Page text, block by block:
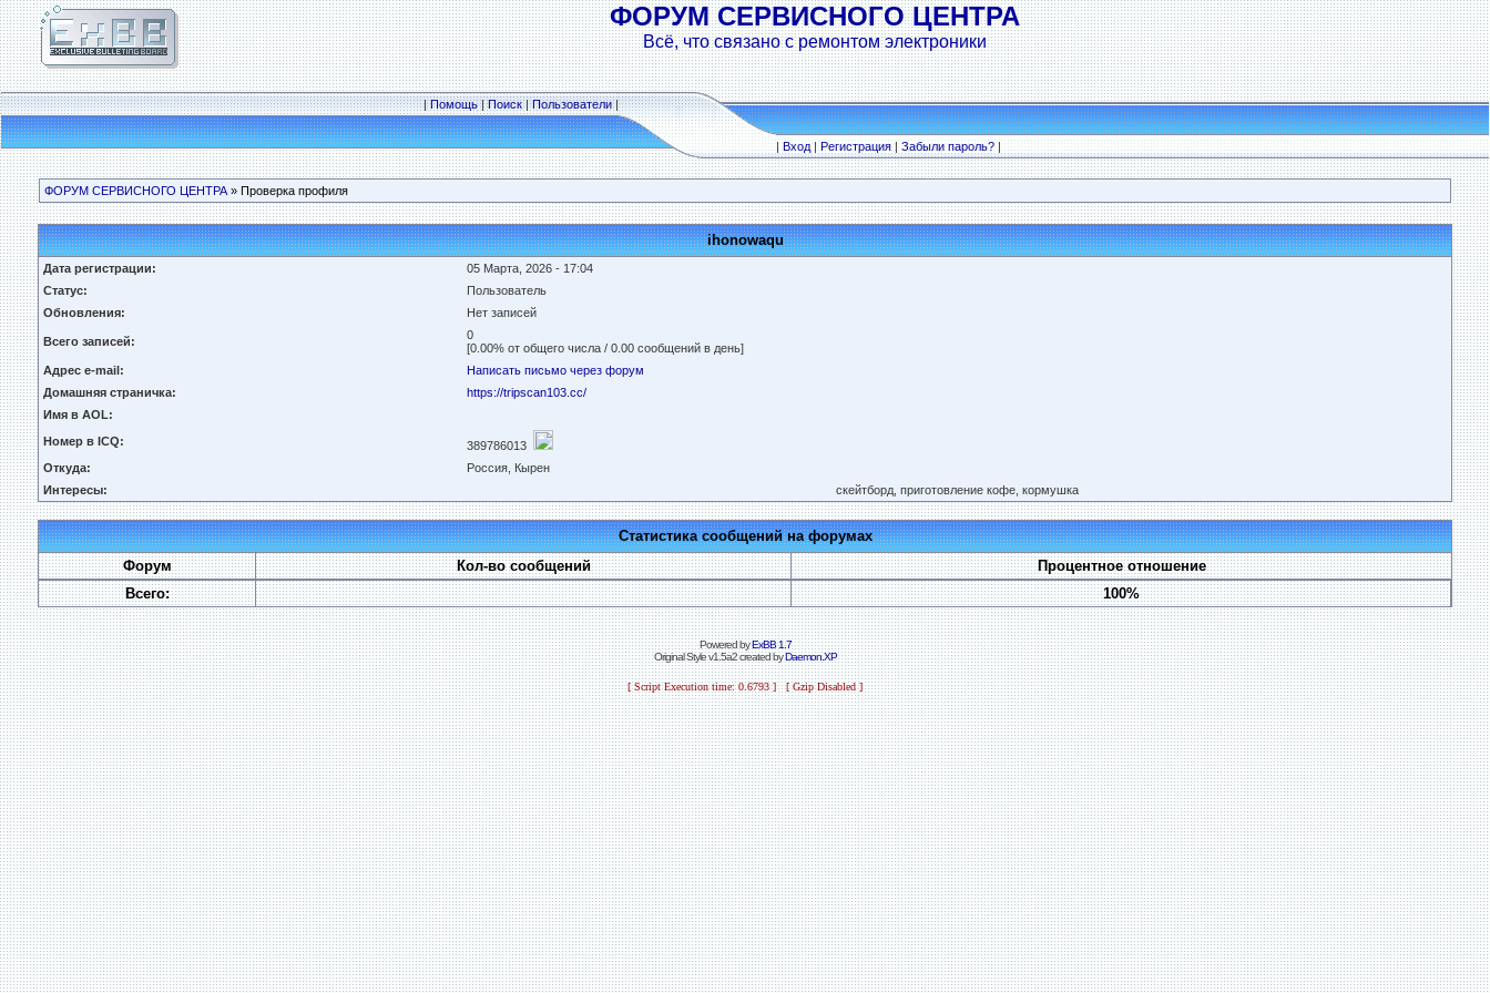
ФОРУМ СЕРВИСНОГО ЦЕНТРА
Всё, что связано с ремонтом электроники
|Помощь|Поиск|Пользователи|
|Вход|Регистрация|Забыли пароль?|
ФОРУМ СЕРВИСНОГО ЦЕНТРА » Проверка профиля
ihonowaqu
Дата регистрации:
05 Марта, 2026 - 17:04
Статус:
Пользователь
Обновления:
Нет записей
Всего записей:
0
[0.00% от общего числа / 0.00 сообщений в день]
Адрес e-mail:
Написать письмо через форум
Домашняя страничка:
https://tripscan103.cc/
Имя в AOL:
Номер в ICQ:
389786013
Откуда:
Россия, Кырен
Интересы:
скейтборд, приготовление кофе, кормушка
Статистика сообщений на форумах
Форум
Кол-во сообщений
Процентное отношение
Всего:
100%
Powered byExBB 1.7
Original Style v1.5a2 created byDaemon.XP
[ Script Execution time: 0.6793 ] [ Gzip Disabled ]